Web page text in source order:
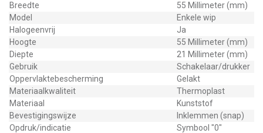
Breedte
55 Millimeter (mm)
Model
Enkele wip
Halogeenvrij
Ja
Hoogte
55 Millimeter (mm)
Diepte
21 Millimeter (mm)
Gebruik
Schakelaar/drukker
Oppervlaktebescherming
Gelakt
Materiaalkwaliteit
Thermoplast
Materiaal
Kunststof
Bevestigingswijze
Inklemmen (snap)
Opdruk/indicatie
Symbool "0"